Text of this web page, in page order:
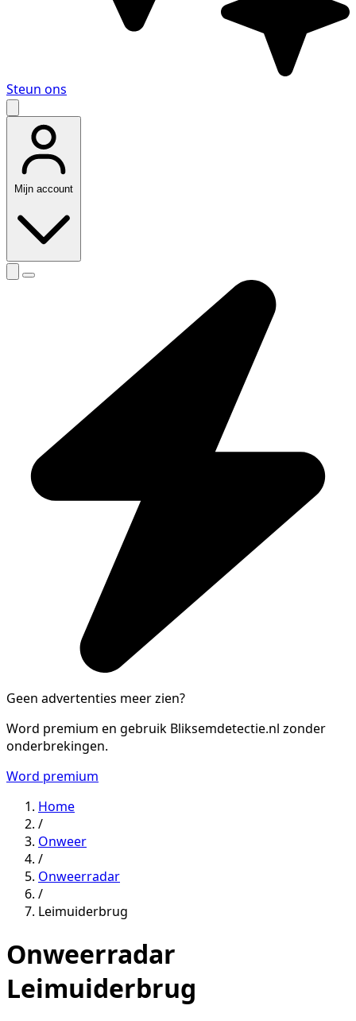
Steun ons
Mijn account
Geen advertenties meer zien?
Word premium en gebruik Bliksemdetectie.nl zonder
onderbrekingen.
Word premium
Home
/
Onweer
/
Onweerradar
/
Leimuiderbrug
Onweerradar
Leimuiderbrug